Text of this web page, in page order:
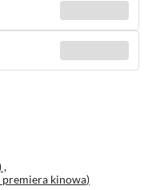
,
premiera kinowa)